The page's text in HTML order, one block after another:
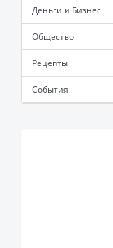
Деньги и Бизнес
Общество
Рецепты
События